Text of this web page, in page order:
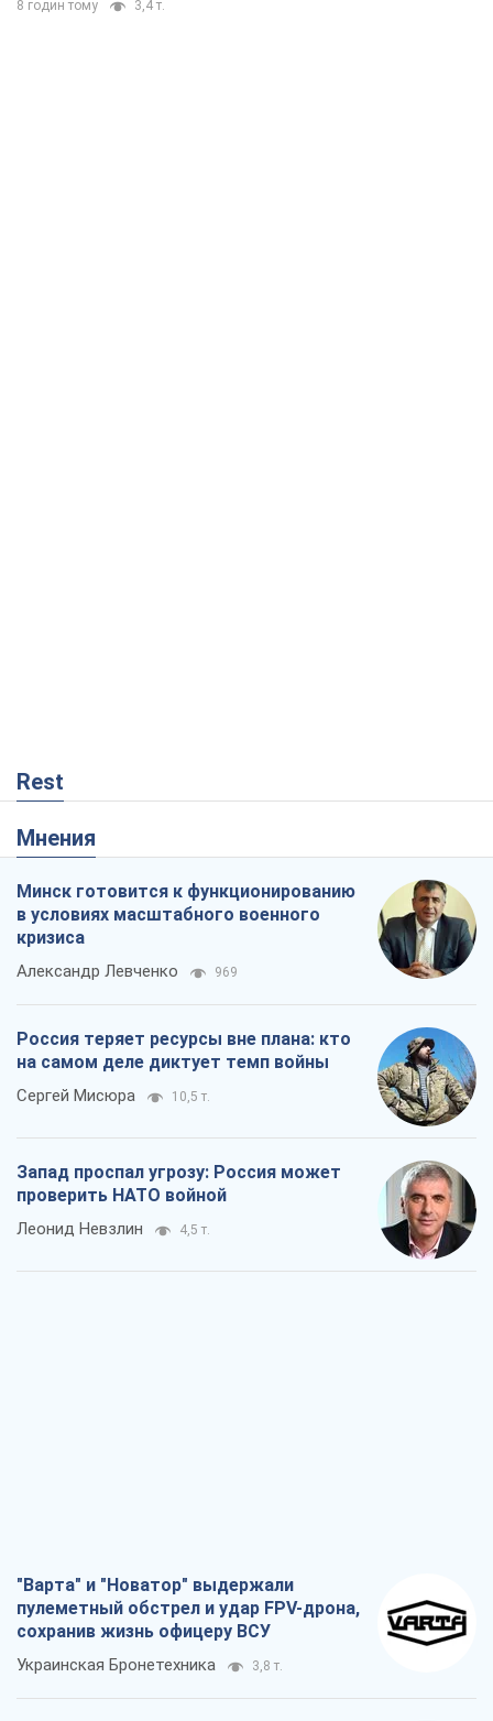
8 годин тому 3,4 т.
Rest
Мнения
Минск готовится к функционированию
в условиях масштабного военного
кризиса
Александр Левченко 969
Россия теряет ресурсы вне плана: кто
на самом деле диктует темп войны
Сергей Мисюра 10,5 т.
Запад проспал угрозу: Россия может
проверить НАТО войной
Леонид Невзлин 4,5 т.
"Варта" и "Новатор" выдержали
пулеметный обстрел и удар FPV-дрона,
сохранив жизнь офицеру ВСУ
Украинская Бронетехника 3,8 т.